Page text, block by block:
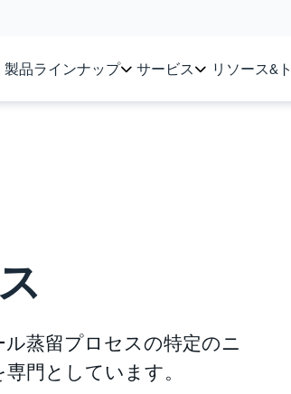
製品ラインナップ サービス リソース&
蒸留プロセスの特定のニ
門としています。